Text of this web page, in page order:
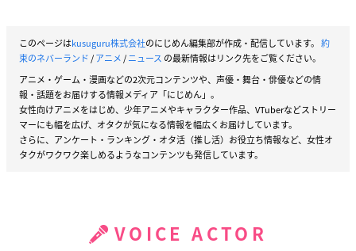
このページはkusuguru株式会社のにじめん編集部が作成・配信しています。 約
束のネバーランド/アニメ/ニュース の最新情報はリンク先をご覧ください。
アニメ・ゲーム・漫画などの2次元コンテンツや、声優・舞台・俳優などの情
報・話題をお届けする情報メディア「にじめん」。
女性向けアニメをはじめ、少年アニメやキャラクター作品、VTuberなどストリー
マーにも幅を広げ、オタクが気になる情報を幅広くお届けしています。
さらに、アンケート・ランキング・オタ活（推し活）お役立ち情報など、女性オ
タクがワクワク楽しめるようなコンテンツも発信しています。
VOICE ACTOR